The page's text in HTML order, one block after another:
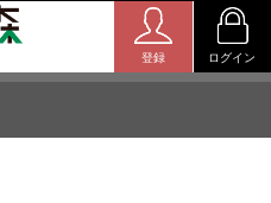
登録 ログイン